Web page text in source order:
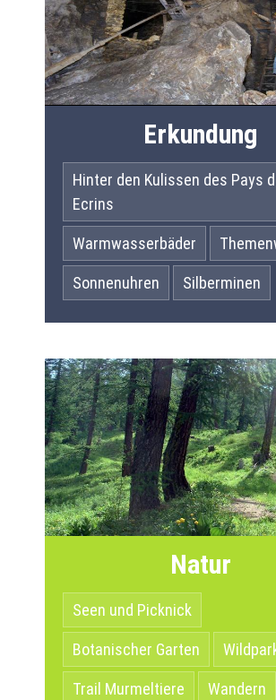
Erkundung
Hinter den Kulissen des Pays
Ecrins
Warmwasserbäder
Sonnenuhren Silberminen
Natur
Seen und Picknick
Botanischer Garten
Trail Murmeltiere Wandern